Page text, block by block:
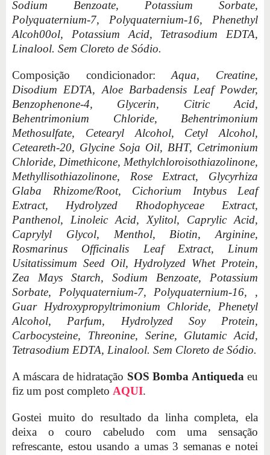
Sodium Benzoate, Potassium Sorbate,
Polyquaternium-7, Polyquaternium-16, Phenethyl
Alcoh00ol, Potassium Acid, Tetrasodium EDTA,
Linalool. Sem Cloreto de Sódio.
Composição condicionador:Aqua, Creatine,
Disodium EDTA, Aloe Barbadensis Leaf Powder,
Benzophenone-4, Glycerin, Citric Acid,
Behentrimonium Chloride, Behentrimonium
Methosulfate, Cetearyl Alcohol, Cetyl Alcohol,
Ceteareth-20, Glycine Soja Oil, BHT, Cetrimonium
Chloride, Dimethicone, Methylchloroisothiazolinone,
Methyllisothiazolinone, Rose Extract, Glycyrhiza
Glaba Rhizome/Root, Cichorium Intybus Leaf
Extract, Hydrolyzed Rhodophyceae Extract,
Panthenol, Linoleic Acid, Xylitol, Caprylic Acid,
Caprylyl Glycol, Menthol, Biotin, Arginine,
Rosmarinus Officinalis Leaf Extract, Linum
Usitatissimum Seed Oil, Hydrolyzed Whet Protein,
Zea Mays Starch, Sodium Benzoate, Potassium
Sorbate, Polyquaternium-7, Polyquaternium-16, ,
Guar Hydroxypropyltrimonium Chloride, Phenetyl
Alcohol, Parfum, Hydrolyzed Soy Protein,
Carbocysteine, Threonine, Serine, Glutamic Acid,
Tetrasodium EDTA, Linalool. Sem Cloreto de Sódio.
A máscara de hidratação SOS Bomba Antiquedaeu
fiz um post completo AQUI.
Gostei muito do resultado da linha completa, ela
deixa o couro cabeludo com uma sensação
refrescante, estou usando a umas 3 semanas e notei